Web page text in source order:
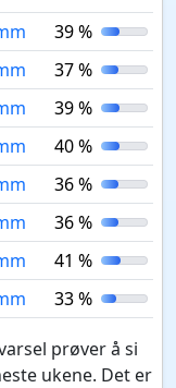
39 %
37 %
39 %
40 %
36 %
36 %
41 %
33 %
prøver å si
ukene. Det er